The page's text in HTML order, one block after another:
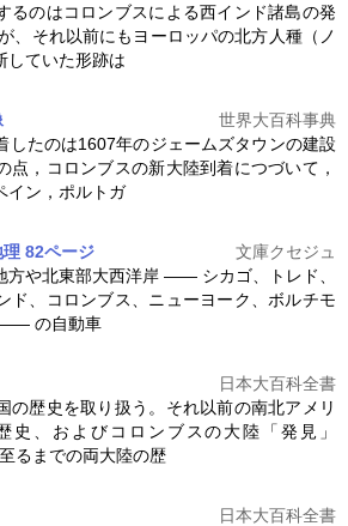
るのはコロンブスによる西インド諸島の発
、それ以前にもヨーロッパの北方人種（ノ
していた形跡は
世界大百科事典
したのは1607年のジェームズタウンの建設
点， コロンブスの新大陸到着につづいて，
イン，ポルトガ
82ページ
文庫クセジュ
方や北東部大西洋岸 ―― シカゴ、トレド、
ド、
コロンブス
、ニューヨーク、ボルチモ
―― の自動車
日本大百科全書
の歴史を取り扱う。それ以前の南北アメリ
史、および コロンブスの大陸「発見」
るまでの両大陸の歴
日本大百科全書